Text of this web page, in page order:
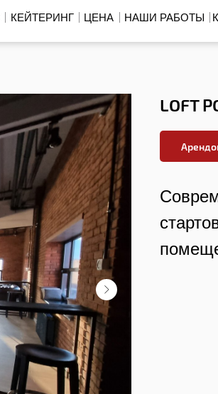
КЕЙТЕРИНГ ЦЕНА НАШИ РАБОТЫ
LOFT